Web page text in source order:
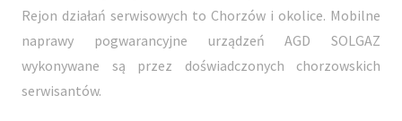
Rejon działań serwisowych to Chorzów i okolice. Mobilne
naprawy pogwarancyjne urządzeń AGD SOLGAZ
wykonywane są przez doświadczonych chorzowskich
serwisantów.